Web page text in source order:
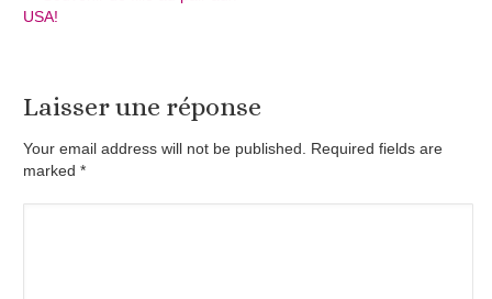
USA!
Laisser une réponse
Your email address will not be published. Required fields are
marked*